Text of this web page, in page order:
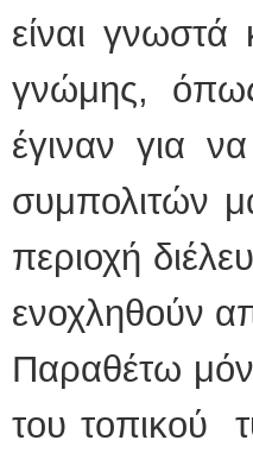
είναι
γνώμης,
έγιναν για
συμπολιτών
περιοχή
ενοχληθούν
Παραθέτω
του τοπικού